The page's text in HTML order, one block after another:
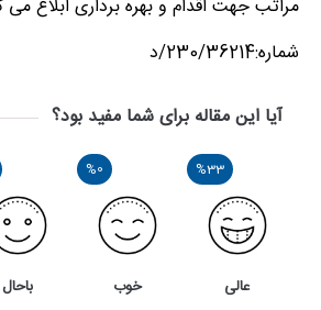
مراتب جهت اقدام و بهره برداری ابلاغ می
شماره:230/36214/د
آیا این مقاله برای شما مفید بود؟
%33
عالی
%0
خوب باحال